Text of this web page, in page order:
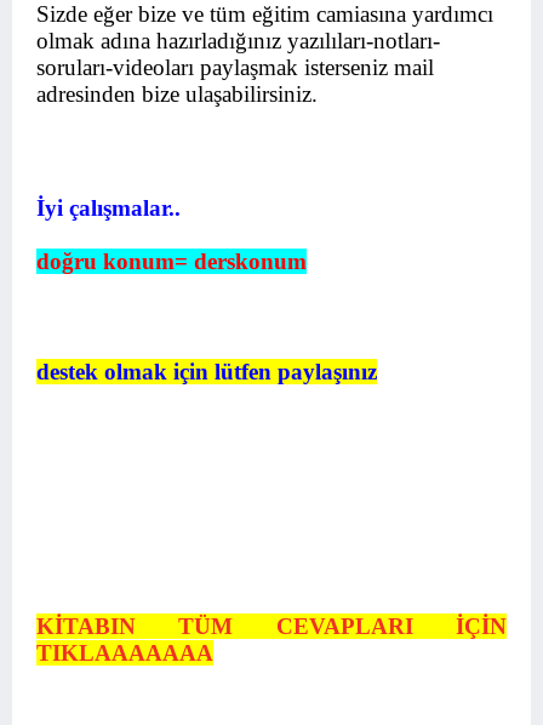
Sizde eğer bize ve tüm eğitim camiasına yardımcı
olmak adına hazırladığınız yazılıları-notları-
soruları-videoları paylaşmak isterseniz mail
adresinden bize ulaşabilirsiniz.
İyi çalışmalar..
doğru konum= derskonum
destek olmak için lütfen paylaşınız
KİTABIN TÜM CEVAPLARI İÇİN
TIKLAAAAAAA